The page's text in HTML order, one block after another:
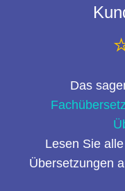
Das
Lesen Sie
Übersetzungen